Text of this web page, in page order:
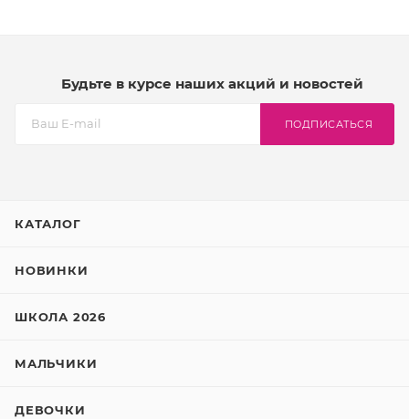
Будьте в курсе наших акций и новостей
ПОДПИСАТЬСЯ
КАТАЛОГ
НОВИНКИ
ШКОЛА 2026
МАЛЬЧИКИ
ДЕВОЧКИ